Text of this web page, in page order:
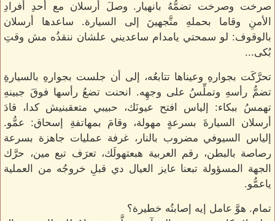
صرخت وصرخت تضمُّهُ بانهيار. وصلَ أرسلان مع أحدِ أفرادِ
الأمنِ وقاما بحملهِ متَّجهينَ إلى السيارة. ساعدها أرسلان
بالوقوف: لو سمحتي يامدام ساعديني علشان ننقذُه مش وقتِ
بُكى...
تحرَّكَت بجوارهِ وعيناها تتابعُه، إلى أن جلست بجوارهِ بالسيارةِ
تضمُّ رأسهِ وتملِّسُ على وجهِه. انحنت تضعُ رأسها فوقَ جبينهِ
تهمسُ ببكاء: إلياس افتح عيونَك، حبيبي متعقبنيش كدا، قادَ
أرسلان السيارةَ بسرعةٍ مهولة، وقامَ بمهاتفةِ إسحاق: عمُّو.
إلياس السيوفي مضروب بالنار، غرفة عمليات جاهزة بسرعة
رصاصة بالبطن، رقم العربية هبعتهولَك، تعرَف تبع مين، حرَّك
الجهة المسؤولة تبعنا عايز العيال دي قبلِ خروجُه من العملية
ياعمُّو.
تمام. هوَّ عامل إيه إصابتُه خطيرة؟